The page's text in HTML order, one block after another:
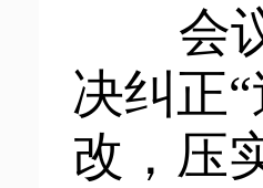
会议
决纠正
改，压